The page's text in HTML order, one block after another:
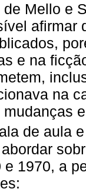
Mello e
afirmar
e na
na
de aula
e 1970, a